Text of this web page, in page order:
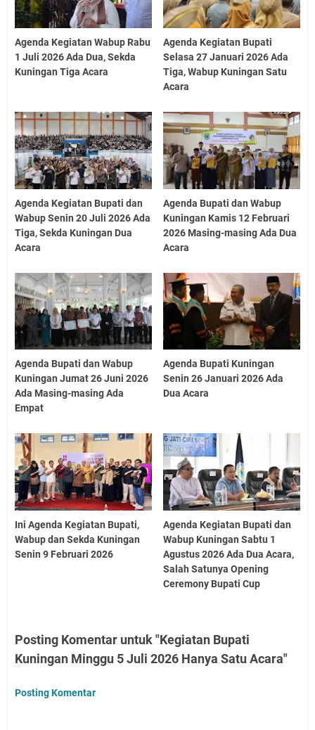
Agenda Kegiatan Wabup Rabu
1 Juli 2026 Ada Dua, Sekda
Kuningan Tiga Acara
Agenda Kegiatan Bupati
Selasa 27 Januari 2026 Ada
Tiga, Wabup Kuningan Satu
Acara
Agenda Kegiatan Bupati dan
Wabup Senin 20 Juli 2026 Ada
Tiga, Sekda Kuningan Dua
Acara
Agenda Bupati dan Wabup
Kuningan Kamis 12 Februari
2026 Masing-masing Ada Dua
Acara
Agenda Bupati dan Wabup
Kuningan Jumat 26 Juni 2026
Ada Masing-masing Ada
Empat
Agenda Bupati Kuningan
Senin 26 Januari 2026 Ada
Dua Acara
Ini Agenda Kegiatan Bupati,
Wabup dan Sekda Kuningan
Senin 9 Februari 2026
Agenda Kegiatan Bupati dan
Wabup Kuningan Sabtu 1
Agustus 2026 Ada Dua Acara,
Salah Satunya Opening
Ceremony Bupati Cup
Posting Komentar untuk "Kegiatan Bupati
Kuningan Minggu 5 Juli 2026 Hanya Satu Acara"
Posting Komentar